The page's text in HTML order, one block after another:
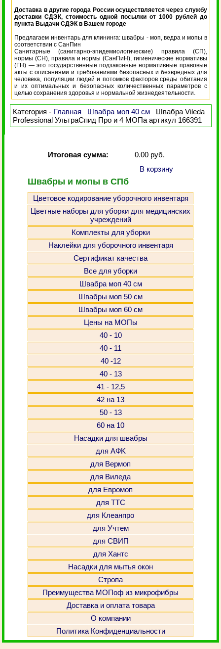
Доставка в другие города России осуществляется через службу
доставки СДЭК, стоимость одной посылки от 1000 рублей до
пункта Выдачи СДЭК в Вашем городе
Предлагаем инвентарь для клининга: швабры - моп, ведра и мопы в
соответствии с СанПин
Санитарные (санитарно-эпидемиологические) правила (СП),
нормы (СН), правила и нормы (СанПиН), гигиенические нормативы
(ГН) — это государственные подзаконные нормативные правовые
акты с описаниями и требованиями безопасных и безвредных для
человека, популяции людей и потомков факторов среды обитания
и их оптимальных и безопасных количественных параметров с
целью сохранения здоровья и нормальной жизнедеятельности.
Категория - Главная Швабра моп 40 см
Швабра Vileda
Professional УльтраСпид Про и 4 МОПа артикул 166391
Итоговая сумма:
0.00 руб.
В корзину
Швабры и мопы в СПб
Цветовое кодирование уборочного инвентаря
Цветные наборы для уборки для медицинских
учреждений
Комплекты для уборки
Наклейки для уборочного инвентаря
Сертификат качества
Все для уборки
Швабра моп 40 см
Швабры моп 50 см
Швабры моп 60 см
Цены на МОПы
40 - 10
40 - 11
40 -12
40 - 13
41 - 12,5
42 на 13
50 - 13
60 на 10
Насадки для швабры
для АФK
для Вермоп
для Виледа
для Евромоп
для ТТС
для Клеанпро
для Учтем
для СВИП
для Хантс
Насадки для мытья окон
Стропа
Преимущества МОПоф из микрофибры
Доставка и оплата товара
О компании
Политика Конфиденциальности